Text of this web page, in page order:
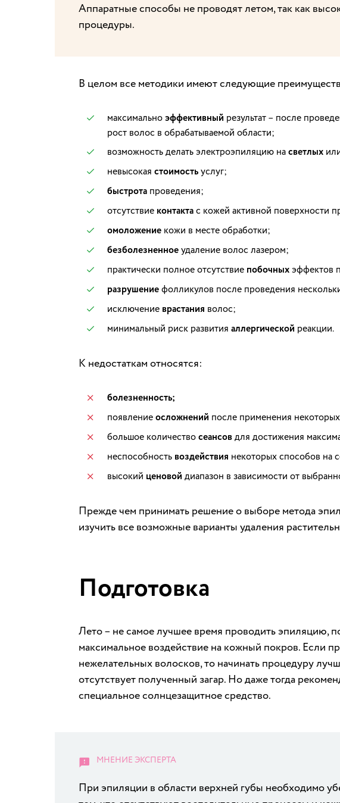
Аппаратные способы не проводят летом, так как
процедуры.
В целом все методики имеют следующие
максимальноэффективный результат – после
рост волос в обрабатываемой области;
возможность делать электроэпиляцию насветлых
невысокая стоимостьуслуг;
быстрота проведения;
отсутствие контактас кожей активной поверхности
омоложение кожи в месте обработки;
безболезненноеудаление волос лазером;
практически полное отсутствие побочныхэффектов
разрушениефолликулов после проведения
исключение врастания волос;
минимальный риск развития аллергической реакции.
К недостаткам относятся:
болезненность;
появлениеосложнений после применения
большое количествосеансовдля достижения
неспособность воздействия некоторых способов на
высокий ценовой диапазон в зависимости от
Прежде чем принимать решение о выборе метода
изучить все возможные варианты удаления
Подготовка
Лето – не самое лучшее время проводить эпиляцию,
максимальное воздействие на кожный покров. Если
нежелательных волосков, то начинать процедуру
отсутствует полученный загар. Но даже тогда
специальное солнцезащитное средство.
При эпиляции в области верхней губы необходимо